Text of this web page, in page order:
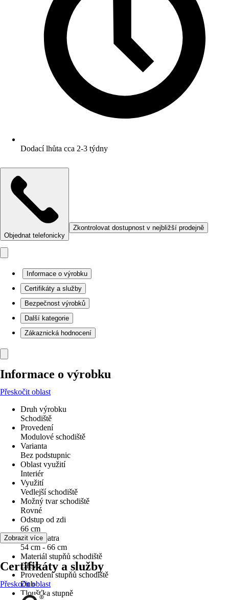
Dodací lhůta cca 2-3 týdny
Objednat telefonicky
Zkontrolovat dostupnost v nejbližší prodejně
Informace o výrobku
Certifikáty a služby
Bezpečnost výrobků
Další kategorie
Zákaznická hodnocení
Informace o výrobku
Přeskočit oblast
Druh výrobku
Schodiště
Provedení
Modulové schodiště
Varianta
Bez podstupnic
Oblast využití
Interiér
Využití
Vedlejší schodiště
Možný tvar schodiště
Rovné
Odstup od zdi
66 cm
Výška patra
54 cm - 66 cm
Materiál stupňů schodiště
Dřevo
Provedení stupňů schodiště
Dub
Tloušťka stupně
Zobrazit více
Certifikáty a služby
Přeskočit oblast